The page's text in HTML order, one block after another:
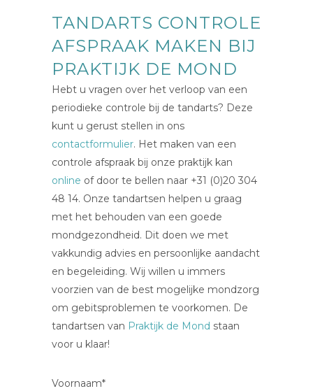
TANDARTS CONTROLE
AFSPRAAK MAKEN BIJ
PRAKTIJK DE MOND
Hebt u vragen over het verloop van een
periodieke controle bij de tandarts? Deze
kunt u gerust stellen in ons
contactformulier. Het maken van een
controle afspraak bij onze praktijk kan
online of door te bellen naar +31 (0)20 304
48 14. Onze tandartsen helpen u graag
met het behouden van een goede
mondgezondheid. Dit doen we met
vakkundig advies en persoonlijke aandacht
en begeleiding. Wij willen u immers
voorzien van de best mogelijke mondzorg
om gebitsproblemen te voorkomen. De
tandartsen van Praktijk de Mond staan
voor u klaar!
Voornaam*